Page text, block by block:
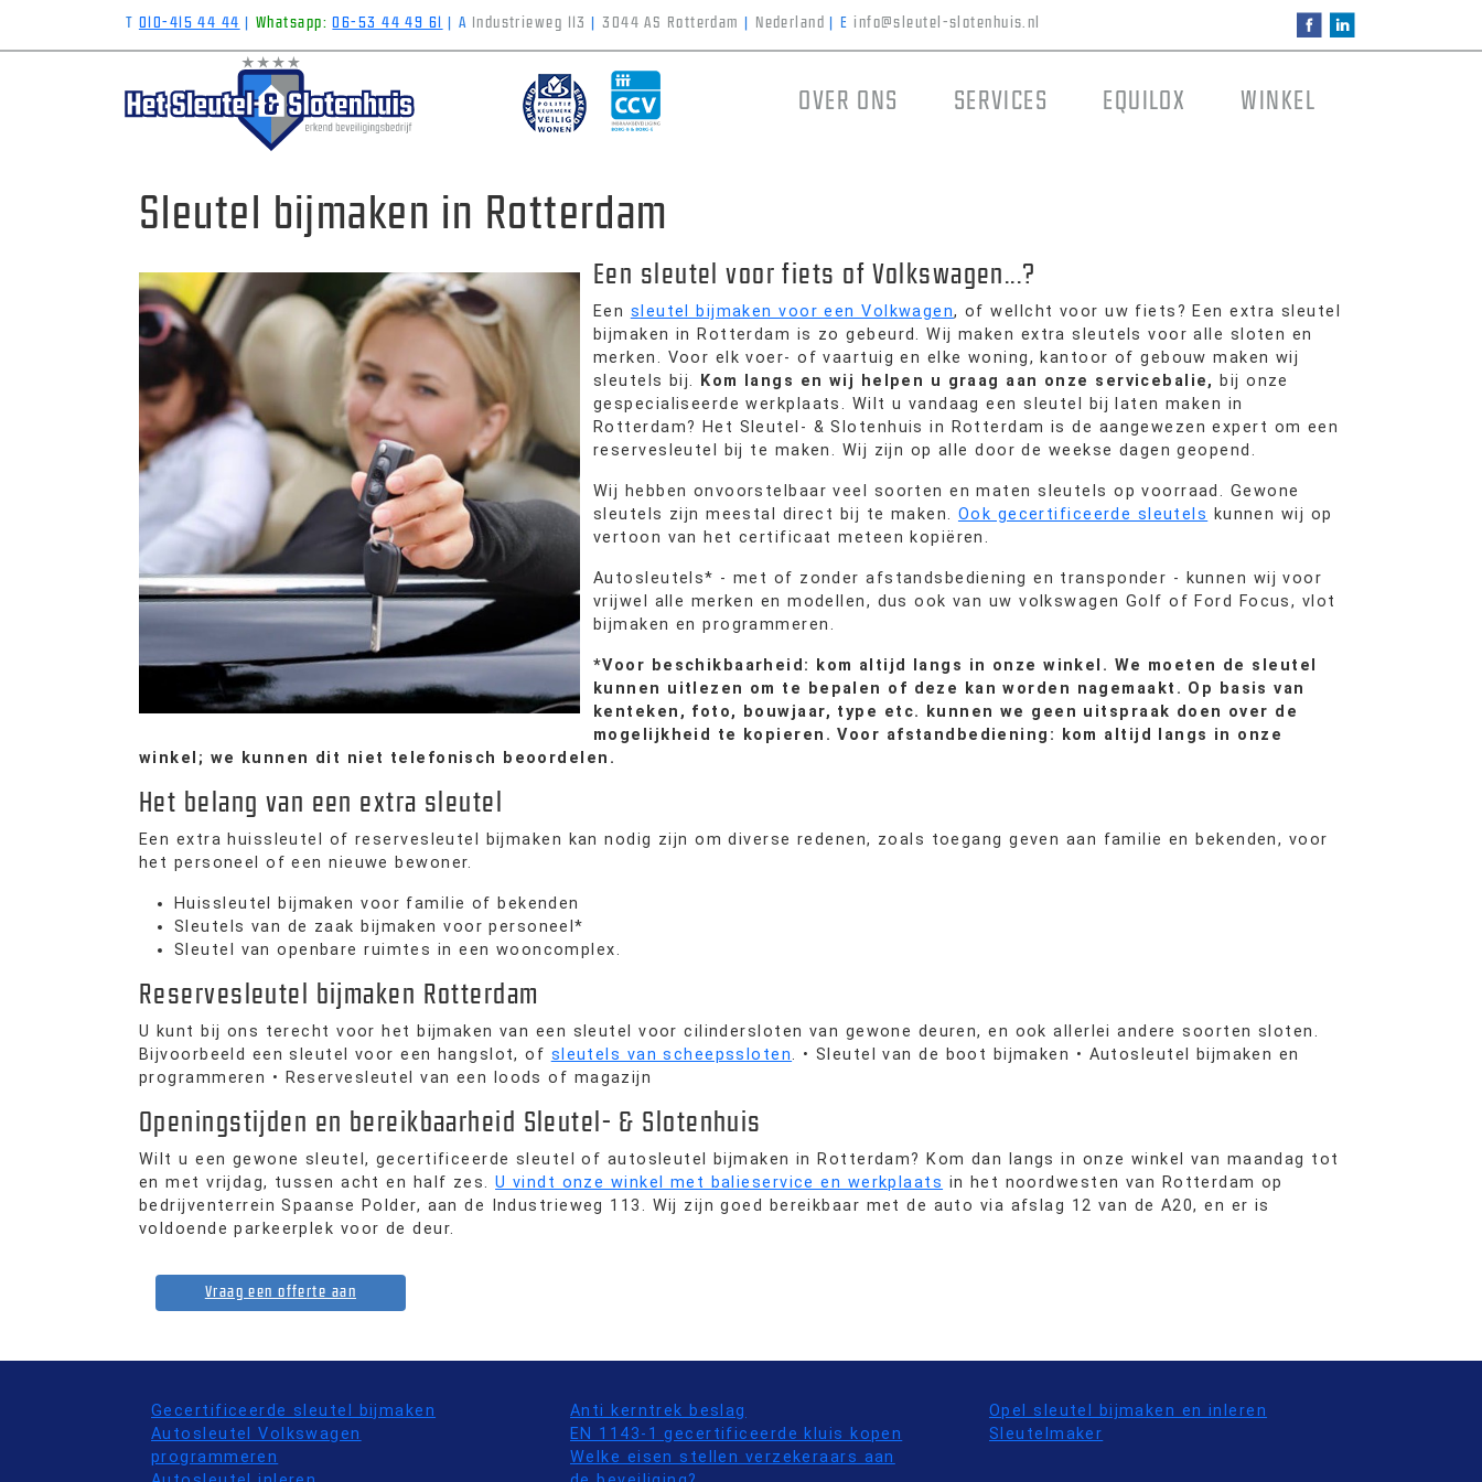
T 010-415 44 44 Whatsapp: 06-53 44 49 61 A Industrieweg 113 3044 AS Rotterdam Nederland E info@sleutel-slotenhuis.nl
OVER ONS SERVICES EQUILOX WINKEL
Sleutel bijmaken in Rotterdam
Een sleutel voor fiets of Volkswagen...?
Een sleutel bijmaken voor een Volkwagen, of wellcht voor uw fiets? Een extra sleutel
bijmaken in Rotterdam is zo gebeurd. Wij maken extra sleutels voor alle sloten en
merken. Voor elk voer- of vaartuig en elke woning, kantoor of gebouw maken wij
sleutels bij.
Kom langs en wij helpen u graag aan onze servicebalie, bij onze
gespecialiseerde werkplaats. Wilt u vandaag een sleutel bij laten maken in
Rotterdam? Het Sleutel- & Slotenhuis in Rotterdam is de aangewezen expert om een
reservesleutel bij te maken. Wij zijn op alle door de weekse dagen geopend.
Wij hebben onvoorstelbaar veel soorten en maten sleutels op voorraad. Gewone
sleutels zijn meestal direct bij te maken. Ook gecertificeerde sleutels kunnen wij op
vertoon van het certificaat meteen kopiëren.
Autosleutels* - met of zonder afstandsbediening en transponder - kunnen wij voor
vrijwel alle merken en modellen, dus ook van uw volkswagen Golf of Ford Focus, vlot
bijmaken en programmeren.
*Voor beschikbaarheid: kom altijd langs in onze winkel. We moeten de sleutel
kunnen uitlezen om te bepalen of deze kan worden nagemaakt. Op basis van
kenteken, foto, bouwjaar, type etc. kunnen we geen uitspraak doen over de
mogelijkheid te kopieren. Voor afstandbediening: kom altijd langs in onze
winkel; we kunnen dit niet telefonisch beoordelen.
Het belang van een extra sleutel
Een extra huissleutel of reservesleutel bijmaken kan nodig zijn om diverse redenen, zoals toegang geven aan familie en bekenden, voor
het personeel of een nieuwe bewoner.
Huissleutel bijmaken voor familie of bekenden
Sleutels van de zaak bijmaken voor personeel*
Sleutel van openbare ruimtes in een wooncomplex.
Reservesleutel bijmaken Rotterdam
U kunt bij ons terecht voor het bijmaken van een sleutel voor cilindersloten van gewone deuren, en ook allerlei andere soorten sloten.
Bijvoorbeeld een sleutel voor een hangslot, of sleutels van scheepssloten. • Sleutel van de boot bijmaken • Autosleutel bijmaken en
programmeren • Reservesleutel van een loods of magazijn
Openingstijden en bereikbaarheid Sleutel- & Slotenhuis
Wilt u een gewone sleutel, gecertificeerde sleutel of autosleutel bijmaken in Rotterdam? Kom dan langs in onze winkel van maandag tot
en met vrijdag, tussen acht en half zes.U vindt onze winkel met balieservice en werkplaats in het noordwesten van Rotterdam op
bedrijventerrein Spaanse Polder, aan de Industrieweg 113. Wij zijn goed bereikbaar met de auto via afslag 12 van de A20, en er is
voldoende parkeerplek voor de deur.
Vraag een offerte aan
Gecertificeerde sleutel bijmaken
Autosleutel Volkswagen
programmeren
Anti kerntrek beslag
EN 1143-1 gecertificeerde kluis kopen
Welke eisen stellen verzekeraars aan
Opel sleutel bijmaken en inleren
Sleutelmaker